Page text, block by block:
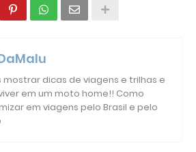
mostrar dicas de viagens e trilhas e
em um moto home!! Como
em viagens pelo Brasil e pelo